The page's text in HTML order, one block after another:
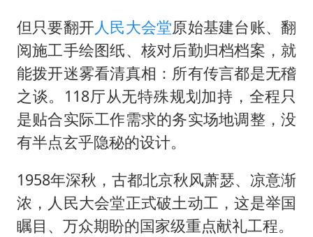
但只要翻开人民大会堂原始基建台账、翻
阅施工手绘图纸、核对后勤归档档案，就
能拨开迷雾看清真相：所有传言都是无稽
之谈。118厅从无特殊规划加持，全程只
是贴合实际工作需求的务实场地调整，没
有半点玄乎隐秘的设计。
1958年深秋，古都北京秋风萧瑟、凉意渐
浓，人民大会堂正式破土动工，这是举国
瞩目、万众期盼的国家级重点献礼工程。